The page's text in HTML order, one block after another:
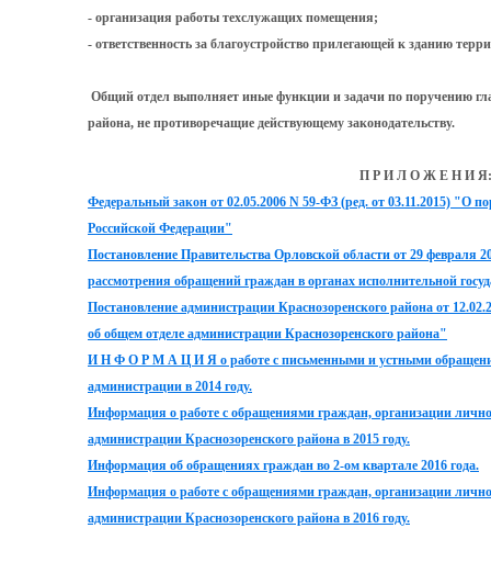
- организация работы техслужащих помещения;
- ответственность за благоустройство прилегающей к зданию
Общий отдел выполняет иные функции и задачи по поручению
района, не противоречащие действующему законодательству.
П Р И Л О Ж Е Н И Я:
Федеральный закон от 02.05.2006 N 59-ФЗ (ред. от 03.11.2015) "О
Российской Федерации"
Постановление Правительства Орловской области от 29
рассмотрения обращений граждан в органах исполнительной
Постановление администрации Краснозоренского района от
об общем отделе администрации Краснозоренского района"
И Н Ф О Р М А Ц И Я о работе с письменными и устными
администрации в 2014 году.
Информация о работе с обращениями граждан, организации
администрации Краснозоренского района в 2015 году.
Информация об обращениях граждан во 2-ом квартале 2016 года.
Информация о работе с обращениями граждан, организации
администрации Краснозоренского района в 2016 году.